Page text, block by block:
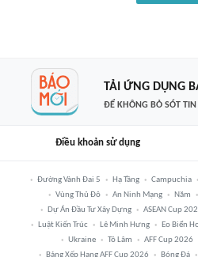
TẢI ỨNG DỤNG
ĐỂ KHÔNG BỎ SÓT TIN
Điều khoản sử dụng
Đường Vành Đai 5 Hạ Tầng Campuchia
Vùng Thủ Đô
An Ninh Mạng Năm
Dự Án Đầu Tư Xây Dựng
ASEAN Cup
Luật Kiến Trúc
Lê Minh Hưng Eo Biển
Ukraine
Tô Lâm AFF Cup 2026
Bảng Xếp Hạng AFF Cup 2026
Bóng Đá